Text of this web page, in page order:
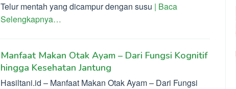
Telur mentah yang dicampur dengan susu | Baca
Selengkapnya…
Manfaat Makan Otak Ayam – Dari Fungsi Kognitif
hingga Kesehatan Jantung
Hasiltani.id – Manfaat Makan Otak Ayam – Dari Fungsi